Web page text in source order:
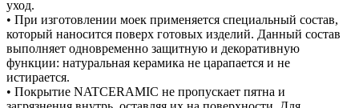
уход.
• При изготовлении моек применяется специальный состав,
который наносится поверх готовых изделий. Данный состав
выполняет одновременно защитную и декоративную
функции: натуральная керамика не царапается и не
истирается.
• Покрытие NATCERAMIC не пропускает пятна и